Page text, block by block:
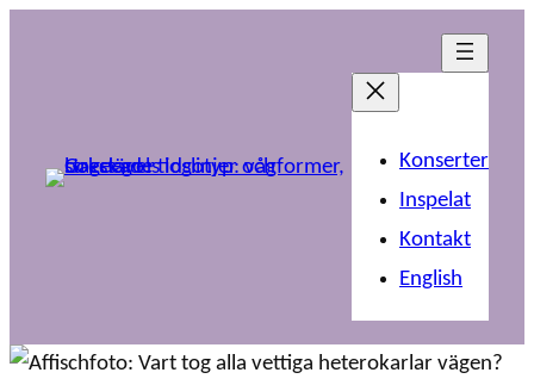
Konserter
Inspelat
Kontakt
English